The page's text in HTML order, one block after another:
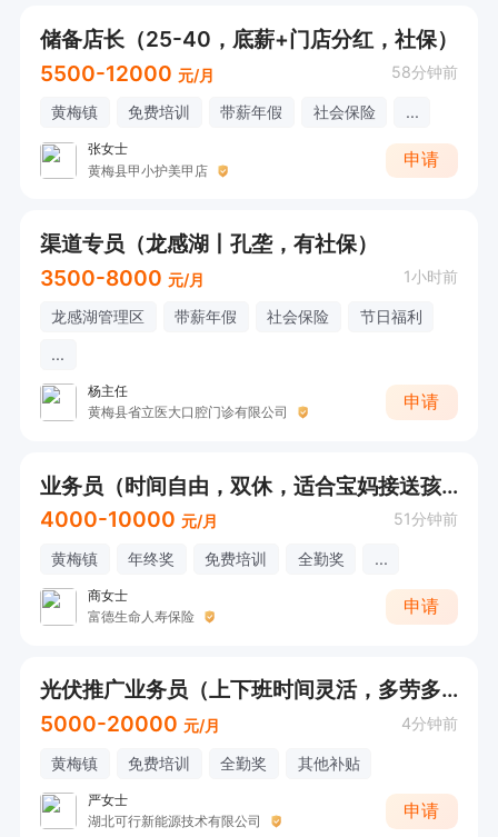
储备店长（25-40，底薪+门店分红，社保）
5500-12000 元/月 58分钟前
黄梅镇 免费培训 带薪年假 社会保险 ...
张女士
黄梅县甲小护美甲店
申请
渠道专员（龙感湖丨孔垄，有社保）
3500-8000 元/月 1小时前
龙感湖管理区 带薪年假 社会保险
节日福利
...
杨主任
黄梅县省立医大口腔门诊有限公司
申请
业务员（时间自由，双休，适合宝妈接送孩子）
4000-10000 元/月 51分钟前
黄梅镇 年终奖 免费培训 全勤奖 ...
商女士
富德生命人寿保险
申请
光伏推广业务员（上下班时间灵活，多劳多得～）
5000-20000 元/月 4分钟前
黄梅镇 免费培训 全勤奖 其他补贴
严女士
湖北可行新能源技术有限公司
申请